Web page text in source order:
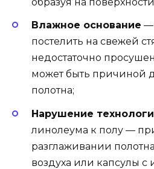
Влажное основание —
постелить на свежей
недостаточно
может быть причиной
полотна;
Нарушение
линолеума к полу —
разглаживании
воздуха или капсулы